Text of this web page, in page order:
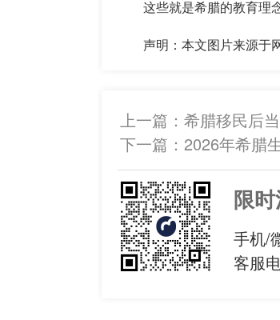
这些就是希腊的教育理念
声明：本文图片来源于
上一篇： 希腊移民后
下一篇： 2026年希腊
限时
手机/
客服